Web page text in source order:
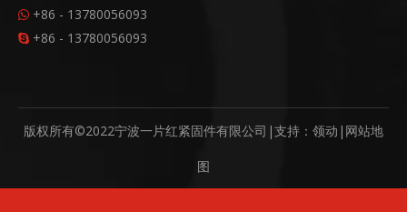
 +86 - 13780056093
 +86 - 13780056093
版权所有©2022宁波一片红紧固件有限公司|支持： 领动 | 网站地
图